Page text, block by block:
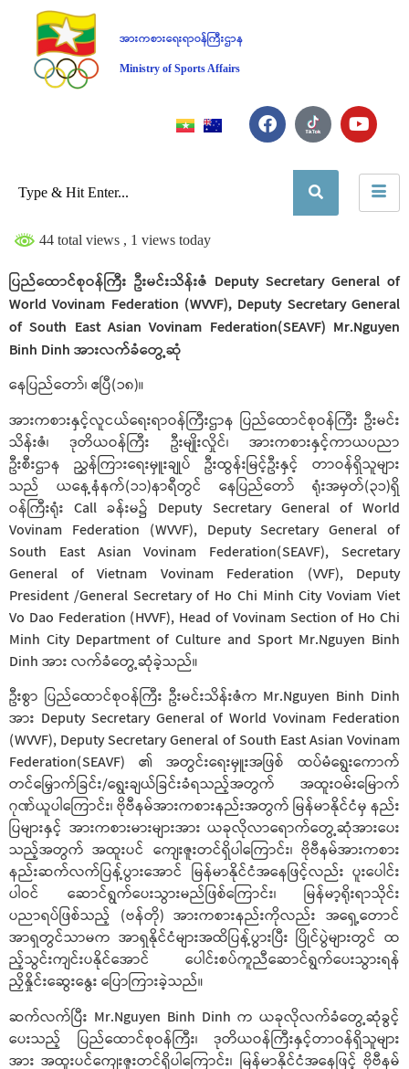
အားကစားရေးရာဝန်ကြီးဌာန
Ministry of Sports Affairs
44 total views , 1 views today
ပြည်ထောင်စုဝန်ကြီး ဦးမင်းသိန်းဇံ Deputy Secretary General of
World Vovinam Federation (WVVF), Deputy Secretary General
of South East Asian Vovinam Federation(SEAVF) Mr.Nguyen
Binh Dinh အားလက်ခံတွေ့ဆုံ
နေပြည်တော်၊ ဧပြီ(၁၈)။
အားကစားနှင့်လူငယ်ရေးရာဝန်ကြီးဌာန ပြည်ထောင်စုဝန်ကြီး ဦးမင်း
သိန်းဇံ၊ ဒုတိယဝန်ကြီး ဦးမျိုးလှိုင်၊ အားကစားနှင့်ကာယပညာ
ဦးစီးဌာန ညွှန်ကြားရေးမှူးချုပ် ဦးထွန်းမြင့်ဦးနှင့် တာဝန်ရှိသူများ
သည် ယနေ့နံနက်(၁၁)နာရီတွင် နေပြည်တော် ရုံးအမှတ်(၃၁)ရှိ
ဝန်ကြီးရုံး Call ခန်းမ၌ Deputy Secretary General of World
Vovinam Federation (WVVF), Deputy Secretary General of
South East Asian Vovinam Federation(SEAVF), Secretary
General of Vietnam Vovinam Federation (VVF), Deputy
President /General Secretary of Ho Chi Minh City Voviam Viet
Vo Dao Federation (HVVF), Head of Vovinam Section of Ho Chi
Minh City Department of Culture and Sport Mr.Nguyen Binh
Dinh အား လက်ခံတွေ့ဆုံခဲ့သည်။
ဦးစွာ ပြည်ထောင်စုဝန်ကြီး ဦးမင်းသိန်းဇံက Mr.Nguyen Binh Dinh
အား Deputy Secretary General of World Vovinam Federation
(WVVF), Deputy Secretary General of South East Asian Vovinam
Federation(SEAVF) ၏ အတွင်းရေးမှူးအဖြစ် ထပ်မံရွေးကောက်
တင်မြှောက်ခြင်း/ရွေးချယ်ခြင်းခံရသည့်အတွက် အထူးဝမ်းမြောက်
ဂုဏ်ယူပါကြောင်း၊ ဗိုဗီနမ်အားကစားနည်းအတွက် မြန်မာနိုင်ငံမှ နည်း
ပြများနှင့် အားကစားမားများအား ယခုလိုလာရောက်တွေ့ဆုံအားပေး
သည့်အတွက် အထူးပင် ကျေးဇူးတင်ရှိပါကြောင်း၊ ဗိုဗီနမ်အားကစား
နည်းဆက်လက်ပြန့်ပွားအောင် မြန်မာနိုင်ငံအနေဖြင့်လည်း ပူးပေါင်း
ပါဝင် ဆောင်ရွက်ပေးသွားမည်ဖြစ်ကြောင်း၊ မြန်မာ့ရိုးရာသိုင်း
ပညာရပ်ဖြစ်သည့် (ဗန်တို) အားကစားနည်းကိုလည်း အရှေိ့တောင်
အာရှတွင်သာမက အာရှနိုင်ငံများအထိပြန့်ပွားပြီး ပြိုင်ပွဲများတွင် ထ
ည့်သွင်းကျင်းပနိုင်အောင် ပေါင်းစပ်ကူညီဆောင်ရွက်ပေးသွားရန်
ညှိနှိုင်းဆွေးနွေး ပြောကြားခဲ့သည်။
ဆက်လက်ပြီး Mr.Nguyen Binh Dinh က ယခုလိုလက်ခံတွေ့ဆုံခွင့်
ပေးသည့် ပြည်ထောင်စုဝန်ကြီး၊ ဒုတိယဝန်ကြီးနှင့်တာဝန်ရှိသူများ
အား အထူးပင်ကျေးဇူးတင်ရှိပါကြောင်း၊ မြန်မာနိုင်ငံအနေဖြင့် ဗိုဗီနမ်